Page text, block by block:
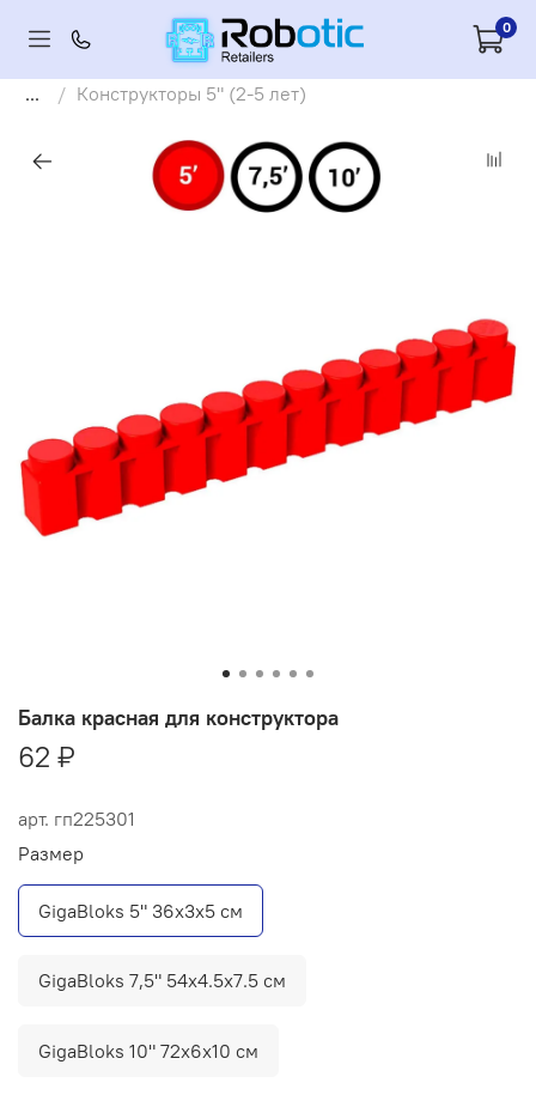
0
... Конструкторы 5" (2-5 лет)
арт. гп225301
Балка красная для конструктора
62 ₽
Размер
GigaBloks 5" 36x3x5 см
GigaBloks 7,5" 54x4.5x7.5 см
GigaBloks 10" 72x6x10 см